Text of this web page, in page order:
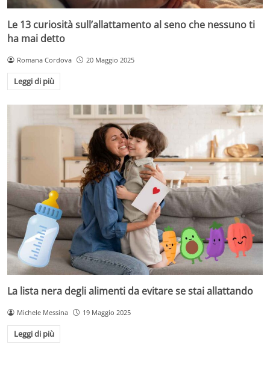
Le 13 curiosità sull’allattamento al seno che nessuno ti
ha mai detto
Romana Cordova 20 Maggio 2025
Leggi di più
La lista nera degli alimenti da evitare se stai allattando
Michele Messina 19 Maggio 2025
Leggi di più